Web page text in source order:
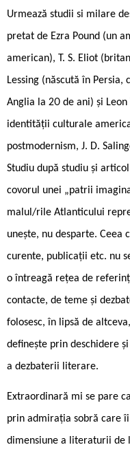
Urmează studii si ­milare
pretat de Ezra Pound (un
american), T. S. Eliot
Lessing (născută în
Anglia la 20 de ani) și
identității culturale
postmodernism, J. D.
Studiu după studiu și
covorul unei „patrii
malul/rile Atlanticului
unește, nu desparte. Ceea
curente, publicații etc. nu
o întreagă rețea de
contacte, de teme și
folosesc, în lipsă de
definește prin deschidere
a dezbaterii literare.
Extraordinară mi se pare
prin admirația sobră care
dimensiune a literaturii de